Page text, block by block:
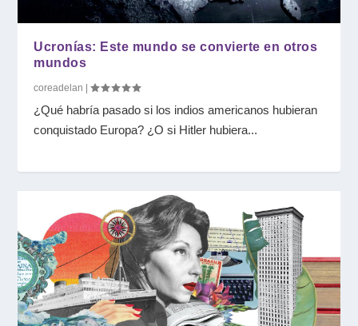
Ucronías: Este mundo se convierte en otros
mundos
coreadelan |
¿Qué habría pasado si los indios americanos hubieran
conquistado Europa? ¿O si Hitler hubiera...